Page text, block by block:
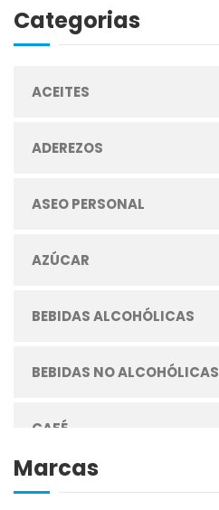
Categorias
ACEITES
ADEREZOS
ASEO PERSONAL
AZÚCAR
BEBIDAS ALCOHÓLICAS
BEBIDAS NO ALCOHÓLICAS
CAFÉ
Marcas